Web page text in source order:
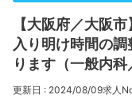
【大阪府／大阪
入り明け時間の
ります（一般内科
更新日 : 2024/08/09求人